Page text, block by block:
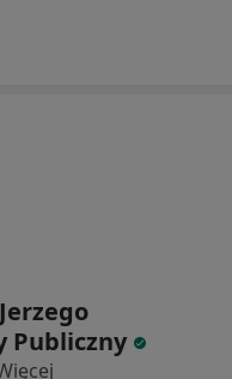
Publiczny